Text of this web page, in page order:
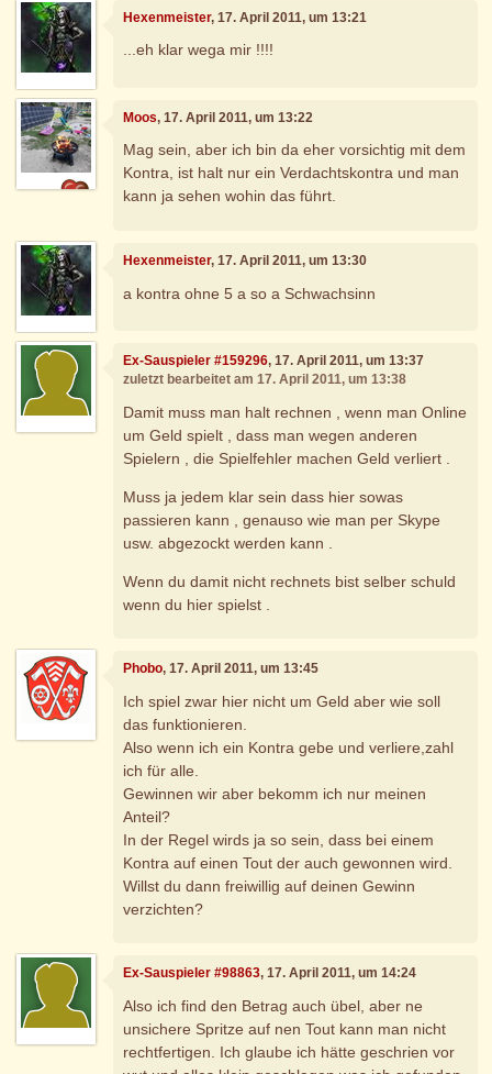
Hexenmeister, 17. April 2011, um 13:21
...eh klar wega mir !!!!
Moos, 17. April 2011, um 13:22
Mag sein, aber ich bin da eher vorsichtig mit dem
Kontra, ist halt nur ein Verdachtskontra und man
kann ja sehen wohin das führt.
Hexenmeister, 17. April 2011, um 13:30
a kontra ohne 5 a so a Schwachsinn
Ex-Sauspieler #159296, 17. April 2011, um 13:37
zuletzt bearbeitet am 17. April 2011, um 13:38
Damit muss man halt rechnen , wenn man Online
um Geld spielt , dass man wegen anderen
Spielern , die Spielfehler machen Geld verliert .
Muss ja jedem klar sein dass hier sowas
passieren kann , genauso wie man per Skype
usw. abgezockt werden kann .
Wenn du damit nicht rechnets bist selber schuld
wenn du hier spielst .
Phobo, 17. April 2011, um 13:45
Ich spiel zwar hier nicht um Geld aber wie soll
das funktionieren.
Also wenn ich ein Kontra gebe und verliere,zahl
ich für alle.
Gewinnen wir aber bekomm ich nur meinen
Anteil?
In der Regel wirds ja so sein, dass bei einem
Kontra auf einen Tout der auch gewonnen wird.
Willst du dann freiwillig auf deinen Gewinn
verzichten?
Ex-Sauspieler #98863, 17. April 2011, um 14:24
Also ich find den Betrag auch übel, aber ne
unsichere Spritze auf nen Tout kann man nicht
rechtfertigen. Ich glaube ich hätte geschrien vor